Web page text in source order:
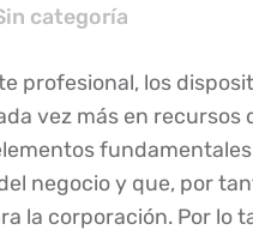
categoría
profesional, los
vez más en recursos
negocio y que, por
la corporación. Por lo